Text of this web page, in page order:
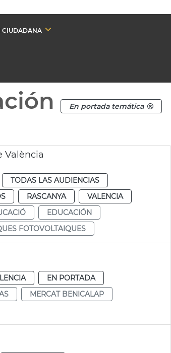
CIUDADANA
En portada temática
València
TODAS LAS AUDIENCIAS
RASCANYA
VALENCIA
EDUCACIÓN
FOTOVOLTAIQUES
EN PORTADA
MERCAT BENICALAP